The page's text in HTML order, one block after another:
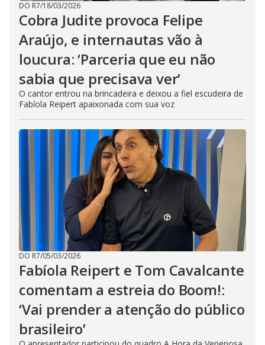
DO R7/18/03/2026
Cobra Judite provoca Felipe
Araújo, e internautas vão à
loucura: ‘Parceria que eu não
sabia que precisava ver’
O cantor entrou na brincadeira e deixou a fiel escudeira de
Fabíola Reipert apaixonada com sua voz
DO R7/05/03/2026
Fabíola Reipert e Tom Cavalcante
comentam a estreia do Boom!:
‘Vai prender a atenção do público
brasileiro’